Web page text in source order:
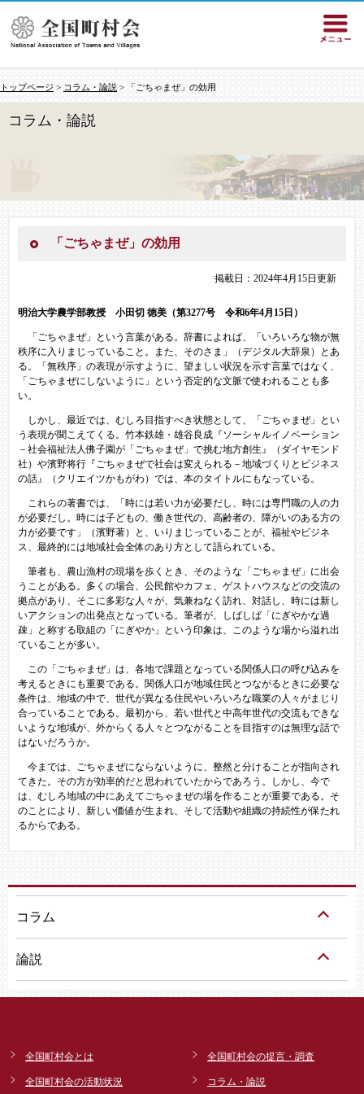
トップページ > コラム・論説 > 「ごちゃまぜ」の効用
コラム・論説
「ごちゃまぜ」の効用
掲載日：2024年4月15日更新
明治大学農学部教授 小田切 徳美（第3277号 令和6年4月15日）
「ごちゃまぜ」という言葉がある。辞書によれば、「いろいろな物が無
秩序に入りまじっていること。また、そのさま」（デジタル大辞泉）とあ
る。「無秩序」の表現が示すように、望ましい状況を示す言葉ではなく、
「ごちゃまぜにしないように」という否定的な文脈で使われることも多
い。
しかし、最近では、むしろ目指すべき状態として、「ごちゃまぜ」とい
う表現が聞こえてくる。竹本鉄雄・雄谷良成『ソーシャルイノベーション
－社会福祉法人佛子園が「ごちゃまぜ」で挑む地方創生』（ダイヤモンド
社）や濱野将行『ごちゃまぜで社会は変えられる－地域づくりとビジネス
の話』（クリエイツかもがわ）では、本のタイトルにもなっている。
これらの著書では、「時には若い力が必要だし、時には専門職の人の力
が必要だし。時には子どもの、働き世代の、高齢者の、障がいのある方の
力が必要です」（濱野著）と、いりまじっていることが、福祉やビジネ
ス、最終的には地域社会全体のあり方として語られている。
筆者も、農山漁村の現場を歩くとき、そのような「ごちゃまぜ」に出会
うことがある。多くの場合、公民館やカフェ、ゲストハウスなどの交流の
拠点があり、そこに多彩な人々が、気兼ねなく訪れ、対話し、時には新し
いアクションの出発点となっている。筆者が、しばしば「にぎやかな過
疎」と称する取組の「にぎやか」という印象は、このような場から溢れ出
ていることが多い。
この「ごちゃまぜ」は、各地で課題となっている関係人口の呼び込みを
考えるときにも重要である。関係人口が地域住民とつながるときに必要な
条件は、地域の中で、世代が異なる住民やいろいろな職業の人々がまじり
合っていることである。最初から、若い世代と中高年世代の交流もできな
いような地域が、外からくる人々とつながることを目指すのは無理な話で
はないだろうか。
今までは、ごちゃまぜにならないように、整然と分けることが指向され
てきた。その方が効率的だと思われていたからであろう。しかし、今で
は、むしろ地域の中にあえてごちゃまぜの場を作ることが重要である。そ
のことにより、新しい価値が生まれ、そして活動や組織の持続性が保たれ
るからである。
コラム
論説
全国町村会とは
全国町村会の活動状況
全国町村会の提言・調査
コラム・論説